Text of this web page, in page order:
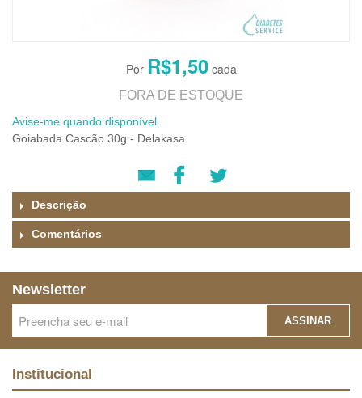
R$1,50
FORA DE ESTOQUE
Avise-me quando disponível.
Goiabada Cascão 30g - Delakasa
Descrição
Comentários
Newsletter
ASSINAR
Institucional